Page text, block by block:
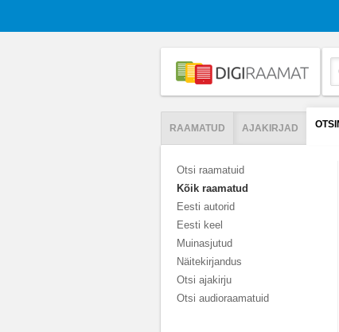
RAAMATUD AJAKIRJAD
Otsi raamatuid
Kõik raamatud
Eesti autorid
Eesti keel
Muinasjutud
Näitekirjandus
Otsi ajakirju
Otsi audioraamatuid